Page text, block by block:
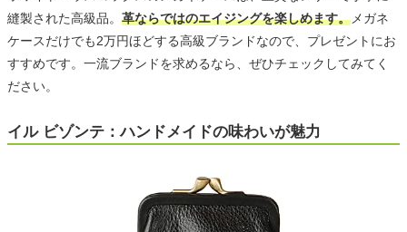
縫製された高級品。 革ならではのエイジングを楽しめます。メガネ
ケースだけでも2万円ほどする高級ブランドなので、プレゼントにお
すすめです。一流ブランドを求めるなら、ぜひチェックしてみてく
ださい。
イル ビゾンテ：ハンドメイドの味わいが魅力